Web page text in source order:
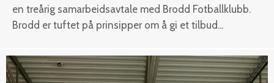
en treårig samarbeidsavtale med Brodd Fotballklubb.
Brodd er tuftet på prinsipper om å gi et tilbud...